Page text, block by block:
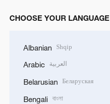
CHOOSE YOUR LANGUAGE
Albanian Shqip
Arabic العربية
Belarusian Беларуская
Bengali বাংলা